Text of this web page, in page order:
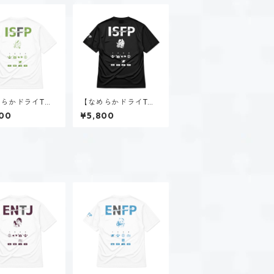
かドライTシ
葉 奏世（ISF
ワイト
【なめらかドライTシ
ャツ】稲葉 奏世（ISF
P）｜ブラック
¥5,800